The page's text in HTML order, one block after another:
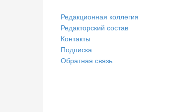
Редакционная коллегия
Редакторский состав
Контакты
Подписка
Обратная связь